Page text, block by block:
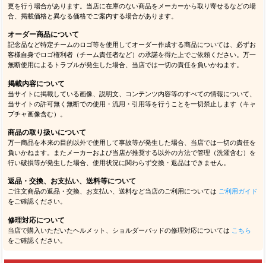
更を行う場合があります。当店に在庫のない商品をメーカーから取り寄せるなどの場
合、掲載価格と異なる価格でご案内する場合があります。
オーダー商品について
記念品など特定チームのロゴ等を使用してオーダー作成する商品については、必ずお
客様自身でロゴ権利者（チーム責任者など）の承諾を得た上でご依頼ください。万一
無断使用によるトラブルが発生した場合、当店では一切の責任を負いかねます。
掲載内容について
当サイトに掲載している画像、説明文、コンテンツ内容等のすべての情報について、
当サイトの許可無く無断での使用・流用・引用等を行うことを一切禁止します（キャ
プチャ画像含む）。
商品の取り扱いについて
万一商品を本来の目的以外で使用して事故等が発生した場合、当店では一切の責任を
負いかねます。またメーカーおよび当店が推奨する以外の方法で管理（洗濯含む）を
行い破損等が発生した場合、使用状況に関わらず交換・返品はできません。
返品・交換、お支払い、送料等について
ご注文商品の返品・交換、お支払い、送料など当店のご利用については ご利用ガイド
をご確認ください。
修理対応について
当店で購入いただいたヘルメット、ショルダーパッドの修理対応については こちら
をご確認ください。